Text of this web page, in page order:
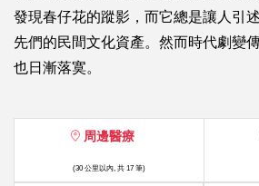
發現春仔花的蹤影，而它總是讓人引
先們的民間文化資產。然而時代劇變
也日漸落寞。
周邊醫療
(30 公里以內, 共 17 筆)